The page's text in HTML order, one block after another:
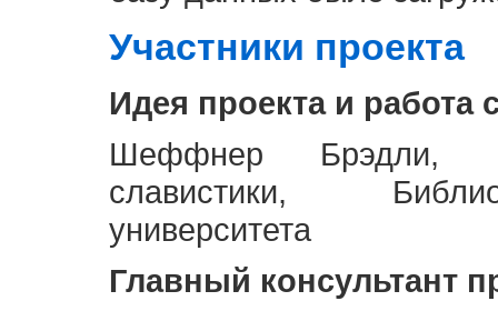
Участники проекта
Идея проекта и работа
Шеффнер Брэдли,
славистики,
университета
Главный консультант